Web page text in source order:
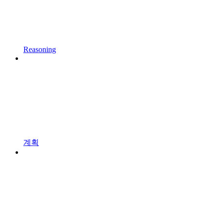
Reasoning
계획